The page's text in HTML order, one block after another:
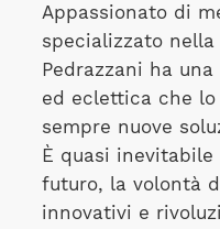
Appassionato di
specializzato
Pedrazzani ha
ed eclettica che
sempre nuove
È quasi
futuro, la volontà
innovativi e